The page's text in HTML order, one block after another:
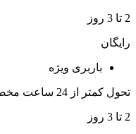
2 تا 3 روز
رایگان
باربری ویژه
تحول کمتر از 24 ساعت مخصوص تهران
2 تا 3 روز